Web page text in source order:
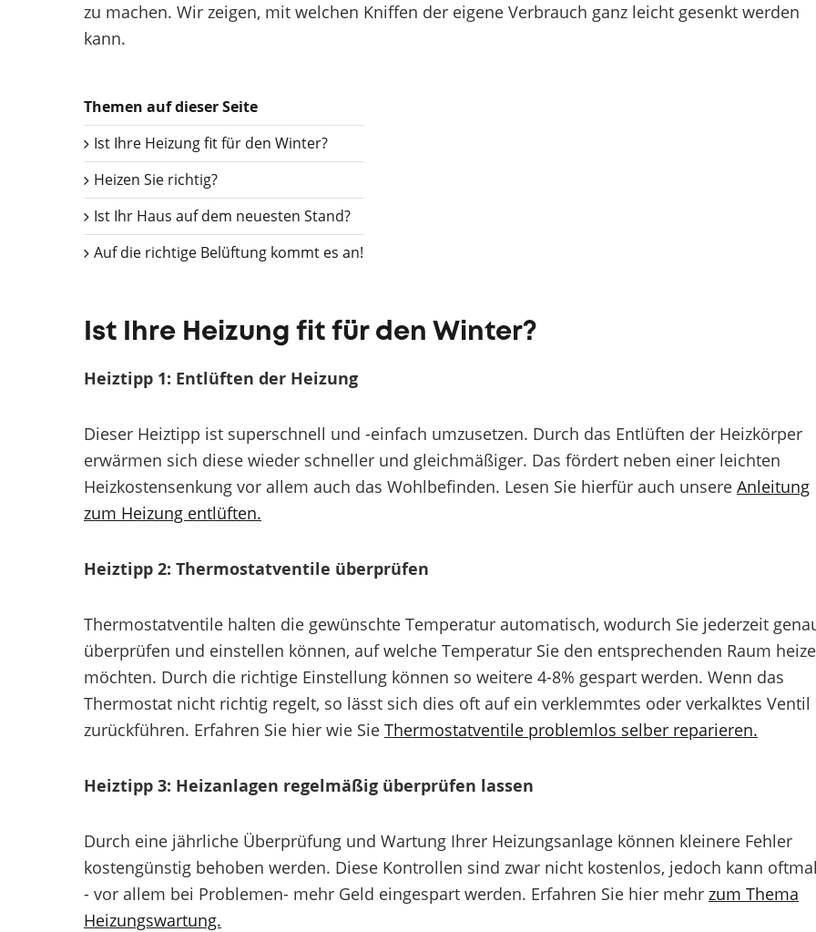
zu machen. Wir zeigen, mit welchen Kniffen der eigene Verbrauch ganz leicht gesenkt werden
kann.
Themen auf dieser Seite
Ist Ihre Heizung fit für den Winter?
Heizen Sie richtig?
Ist Ihr Haus auf dem neuesten Stand?
Auf die richtige Belüftung kommt es an!
Ist Ihre Heizung fit für den Winter?
Heiztipp 1: Entlüften der Heizung
Dieser Heiztipp ist superschnell und -einfach umzusetzen. Durch das Entlüften der Heizkörper
erwärmen sich diese wieder schneller und gleichmäßiger. Das fördert neben einer leichten
Heizkostensenkung vor allem auch das Wohlbefinden. Lesen Sie hierfür auch unsere Anleitung
zum Heizung entlüften.
Heiztipp 2: Thermostatventile überprüfen
Thermostatventile halten die gewünschte Temperatur automatisch, wodurch Sie jederzeit
überprüfen und einstellen können, auf welche Temperatur Sie den entsprechenden Raum
möchten. Durch die richtige Einstellung können so weitere 4-8% gespart werden. Wenn das
Thermostat nicht richtig regelt, so lässt sich dies oft auf ein verklemmtes oder verkalktes Ventil
zurückführen. Erfahren Sie hier wie Sie Thermostatventile problemlos selber reparieren.
Heiztipp 3: Heizanlagen regelmäßig überprüfen lassen
Durch eine jährliche Überprüfung und Wartung Ihrer Heizungsanlage können kleinere Fehler
kostengünstig behoben werden. Diese Kontrollen sind zwar nicht kostenlos, jedoch kann
- vor allem bei Problemen- mehr Geld eingespart werden. Erfahren Sie hier mehr zum Thema
Heizungswartung.